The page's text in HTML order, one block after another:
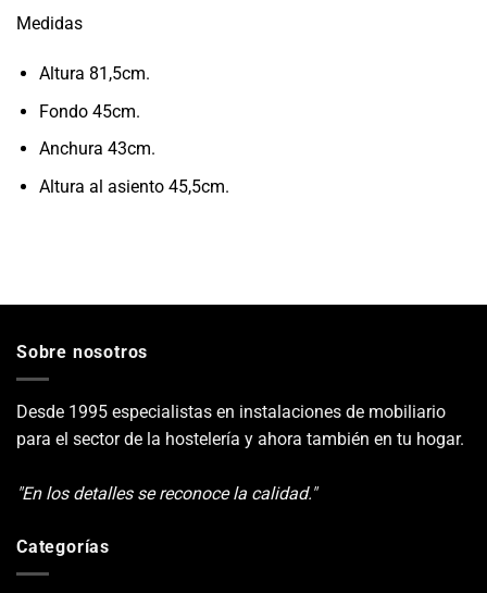
Medidas
Altura 81,5cm.
Fondo 45cm.
Anchura 43cm.
Altura al asiento 45,5cm.
Sobre nosotros
Desde 1995 especialistas en instalaciones de mobiliario
para el sector de la hostelería y ahora también en tu hogar.
"En los detalles se reconoce la calidad."
Categorías